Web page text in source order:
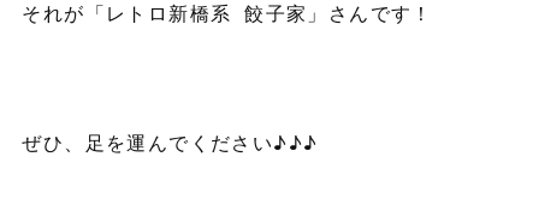
それが「レトロ新橋系 餃子家」さんです！
ぜひ、足を運んでください♪♪♪